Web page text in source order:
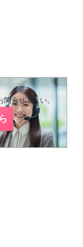
合せ下さい。